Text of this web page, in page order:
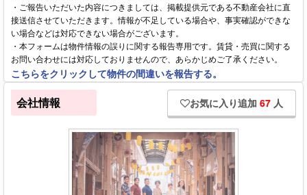
・ご報告いただいた内容につきましては、掲載提供元である不動産会社に直
接送信させていただきます。情報が不足している場合や、事実確認ができな
い場合などは対応できない場合がございます。
・本フォームは物件情報の誤りに関する報告専用です。賃貸・売買に関する
お問い合わせには対応しておりませんので、あらかじめご了承ください。
こちらをクリックして物件の間違いを報告する。
会社情報 お気に入り追加 67 人